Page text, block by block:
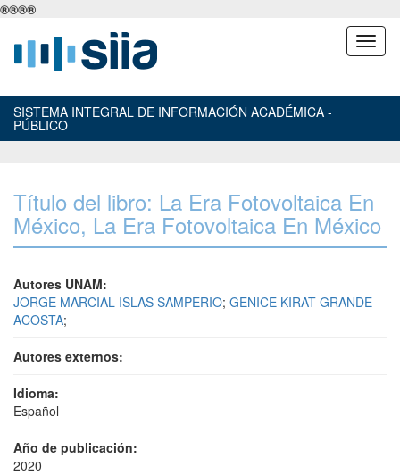
®®®®
SISTEMA INTEGRAL DE INFORMACIÓN ACADÉMICA -
PÚBLICO
Título del libro: La Era Fotovoltaica En
México, La Era Fotovoltaica En México
Autores UNAM:
JORGE MARCIAL ISLAS SAMPERIO; GENICE KIRAT GRANDE
ACOSTA;
Autores externos:
Idioma:
Español
Año de publicación:
2020